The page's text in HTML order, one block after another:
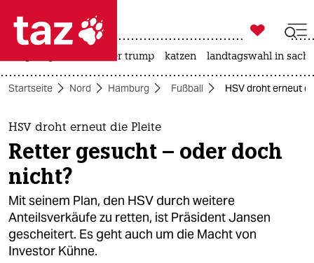
 taz zahl ich
taz zahl ich
themen
politik
öko
gesellschaft
kultur

taz zahl ich
usa unter trump katzen landtagswahl in
Startseite Nord Hamburg Fußball HSV droht erneut
HSV droht erneut die Pleite
Retter gesucht – oder doch
nicht?
Mit seinem Plan, den HSV durch weitere
Anteilsverkäufe zu retten, ist Präsident Jansen
gescheitert. Es geht auch um die Macht von
Investor Kühne.